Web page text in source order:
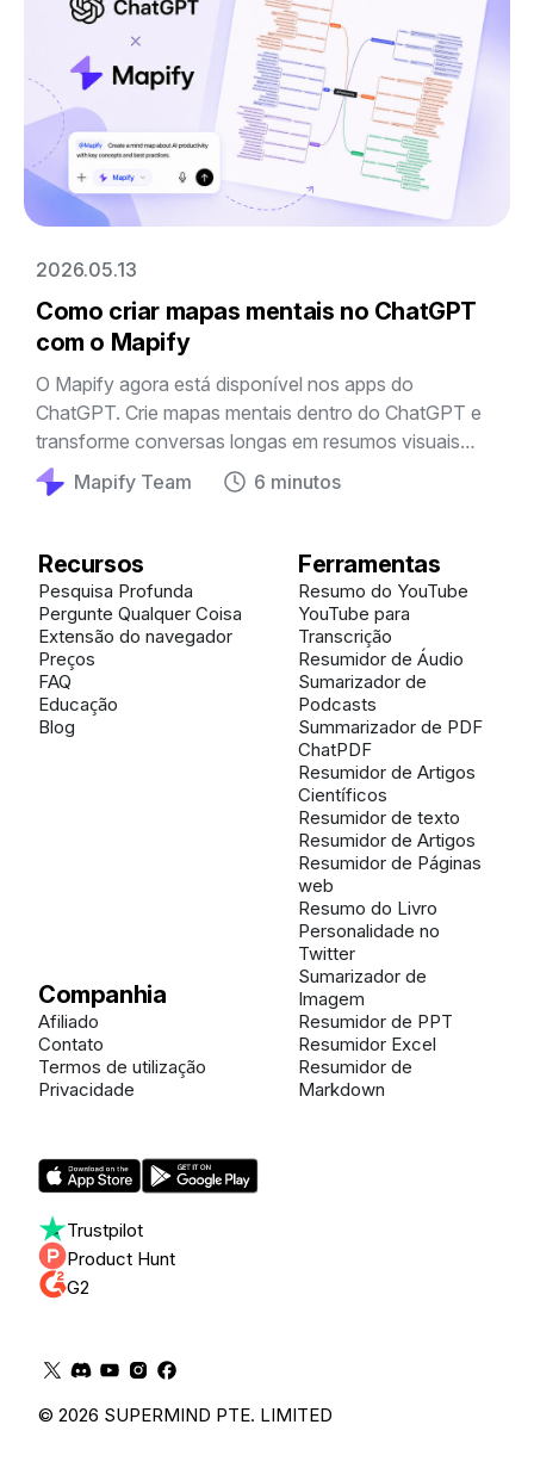
Mapify Team 6 minutos
2026.05.13
Como criar mapas mentais no ChatGPT
com o Mapify
O Mapify agora está disponível nos apps do
ChatGPT. Crie mapas mentais dentro do ChatGPT e
transforme conversas longas em resumos visuais
para estudar, pesquisar e trabalhar melhor.
Trustpilot
Product Hunt
G2
© 2026 SUPERMIND PTE. LIMITED
Recursos
Pesquisa Profunda
Pergunte Qualquer Coisa
Extensão do navegador
Preços
FAQ
Educação
Blog
Companhia
Afiliado
Contato
Termos de utilização
Privacidade
Ferramentas
Resumo do YouTube
YouTube para
Transcrição
Resumidor de Áudio
Sumarizador de
Podcasts
Summarizador de PDF
ChatPDF
Resumidor de Artigos
Científicos
Resumidor de texto
Resumidor de Artigos
Resumidor de Páginas
web
Resumo do Livro
Personalidade no
Twitter
Sumarizador de
Imagem
Resumidor de PPT
Resumidor Excel
Resumidor de
Markdown